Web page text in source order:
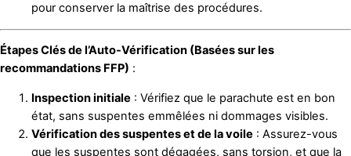
pour conserver la maîtrise des procédures.
Étapes Clés de l’Auto-Vérification (Basées sur les
recommandations FFP) :
Inspection initiale : Vérifiez que le parachute est en bon
état, sans suspentes emmêlées ni dommages visibles.
Vérification des suspentes et de la voile : Assurez-vous
que les suspentes sont dégagées, sans torsion, et que la